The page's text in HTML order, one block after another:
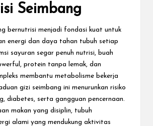
Seimbang
bernutrisi menjadi fondasi kuat untuk
energi dan daya tahan tubuh setiap
sayuran segar penuh nutrisi, buah
protein tanpa lemak, dan
membantu metabolisme bekerja
gizi seimbang ini menurunkan risiko
diabetes, serta gangguan pencernaan.
makan yang disiplin, tubuh
alami yang mendukung aktivitas